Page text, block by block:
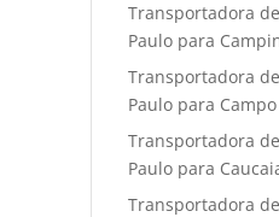
Transportadora
Paulo para
Transportadora
Paulo para
Transportadora
Paulo para
Transportadora